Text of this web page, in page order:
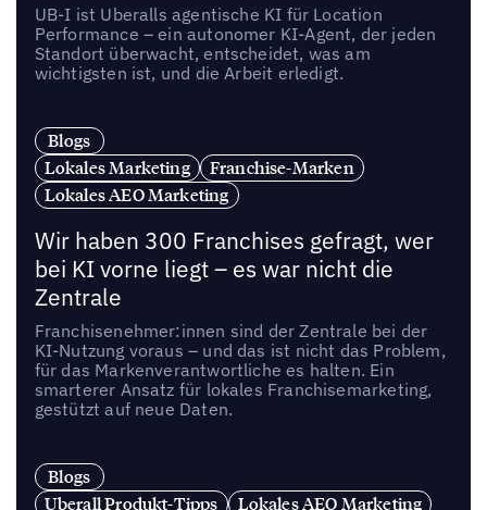
UB-I ist Uberalls agentische KI für Location
Performance – ein autonomer KI-Agent, der jeden
Standort überwacht, entscheidet, was am
wichtigsten ist, und die Arbeit erledigt.
Blogs
Lokales Marketing
Franchise-Marken
Lokales AEO Marketing
Wir haben 300 Franchises gefragt, wer
bei KI vorne liegt – es war nicht die
Zentrale
Franchisenehmer:innen sind der Zentrale bei der
KI-Nutzung voraus – und das ist nicht das Problem,
für das Markenverantwortliche es halten. Ein
smarterer Ansatz für lokales Franchisemarketing,
gestützt auf neue Daten.
Blogs
Uberall Produkt-Tipps
Lokales AEO Marketing